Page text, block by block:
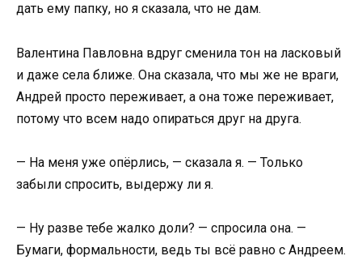
дать ему папку, но я сказала, что не дам.
Валентина Павловна вдруг сменила тон на ласковый
и даже села ближе. Она сказала, что мы же не враги,
Андрей просто переживает, а она тоже переживает,
потому что всем надо опираться друг на друга.
— На меня уже опёрлись, — сказала я. — Только
забыли спросить, выдержу ли я.
— Ну разве тебе жалко доли? — спросила она. —
Бумаги, формальности, ведь ты всё равно с Андреем.